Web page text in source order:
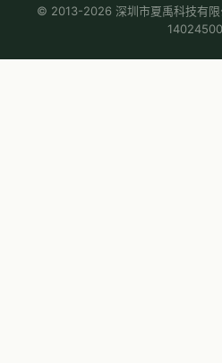
© 2013-2026 深圳市夏禹科技有